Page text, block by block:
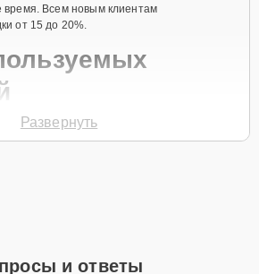
Всем новым клиентам
от 15 до 20%.
модели Macro Ring Lite MR-14EX II
устройства дольше
Развернуть
и ответы